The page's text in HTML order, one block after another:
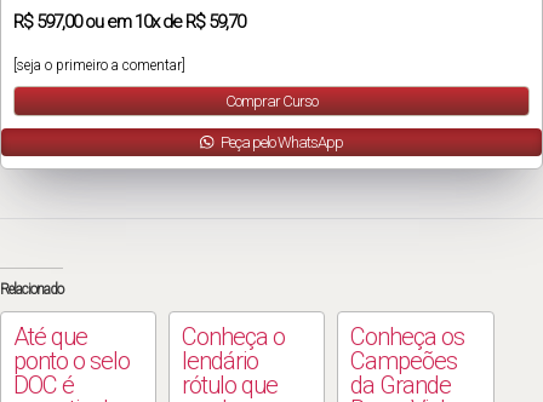
R$597,00ou em10xde R$ 59,70
[seja o primeiro a comentar]
Comprar Curso
Peça pelo WhatsApp
Relacionado
Até que
ponto o selo
DOC é
Conheça o
lendário
rótulo que
Conheça os
Campeões
da Grande